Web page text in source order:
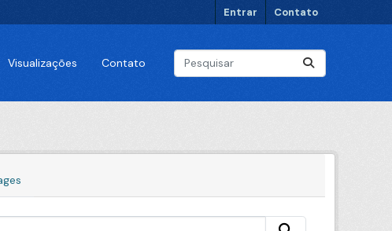
Entrar Contato
Visualizações Contato